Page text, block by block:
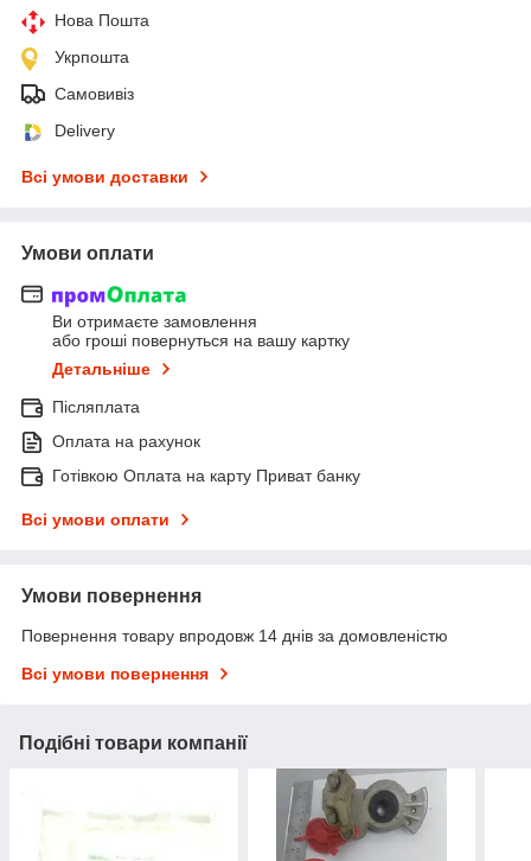
Нова Пошта
Укрпошта
Самовивіз
Delivery
Всі умови доставки
Умови оплати
Ви отримаєте замовлення
або гроші повернуться на вашу картку
Детальніше
Післяплата
Оплата на рахунок
Готівкою Оплата на карту Приват банку
Всі умови оплати
Умови повернення
Повернення товару впродовж 14 днів за домовленістю
Всі умови повернення
Подібні товари компанії